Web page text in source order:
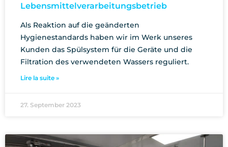
Lebensmittelverarbeitungsbetrieb
Als Reaktion auf die geänderten
Hygienestandards haben wir im Werk unseres
Kunden das Spülsystem für die Geräte und die
Filtration des verwendeten Wassers reguliert.
Lire la suite »
27. September 2023